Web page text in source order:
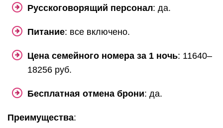
Русскоговорящий персонал: да.
Питание: все включено.
Цена семейного номера за 1 ночь: 11640–
18256 руб.
Бесплатная отмена брони: да.
Преимущества: